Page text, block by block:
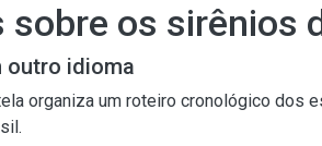
os sirênios
outro idioma
organiza um roteiro cronológico dos